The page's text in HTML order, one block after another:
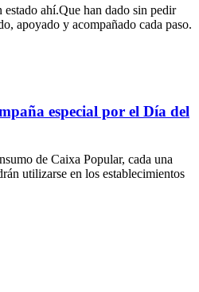
estado ahí.Que han dado sin pedir
apoyado y acompañado cada paso.
especial por el Día del
de Caixa Popular, cada una
utilizarse en los establecimientos